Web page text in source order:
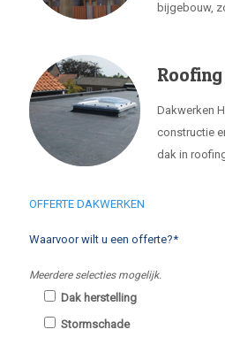
bijgebouw,
Roofing
Dakwerken
constructie
dak in
OFFERTE DAKWERKEN
Waarvoor wilt u een offerte?*
Meerdere selecties mogelijk.
Dak herstelling
Stormschade